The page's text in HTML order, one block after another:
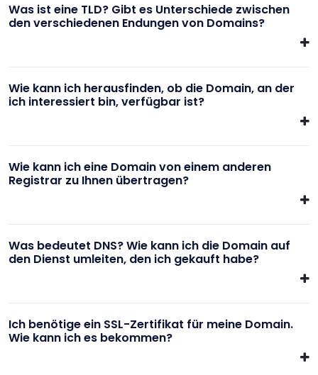
Was ist eine TLD? Gibt es Unterschiede zwischen
den verschiedenen Endungen von Domains?
Wie kann ich herausfinden, ob die Domain, an der
ich interessiert bin, verfügbar ist?
Wie kann ich eine Domain von einem anderen
Registrar zu Ihnen übertragen?
Was bedeutet DNS? Wie kann ich die Domain auf
den Dienst umleiten, den ich gekauft habe?
Ich benötige ein SSL-Zertifikat für meine Domain.
Wie kann ich es bekommen?